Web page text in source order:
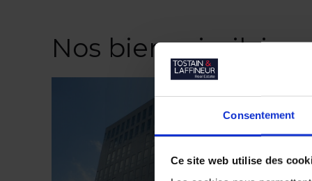
Consentement
Ce site web utilise des
Nos biens similaires